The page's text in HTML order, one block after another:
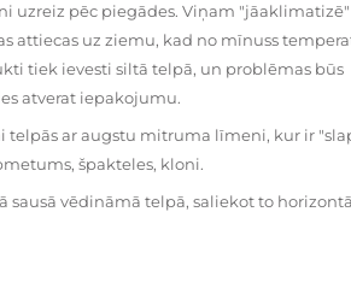
uzreiz pēc piegādes. Viņam "jāaklimatizē"
attiecas uz ziemu, kad no mīnuss
tiek ievesti siltā telpā, un problēmas būs
atverat iepakojumu.
ar augstu mitruma līmeni, kur ir
špakteles, kloni.
sausā vēdināmā telpā, saliekot to